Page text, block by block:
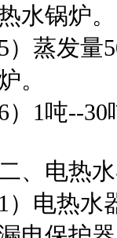
水锅炉。
）蒸发量
。
）1吨--
、电热
1）电热水